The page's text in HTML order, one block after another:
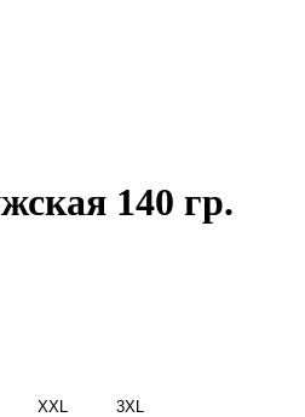
140 гр.
XXL 3XL